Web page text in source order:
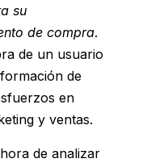
su
de compra.
de un usuario
de
en
y ventas.
de analizar